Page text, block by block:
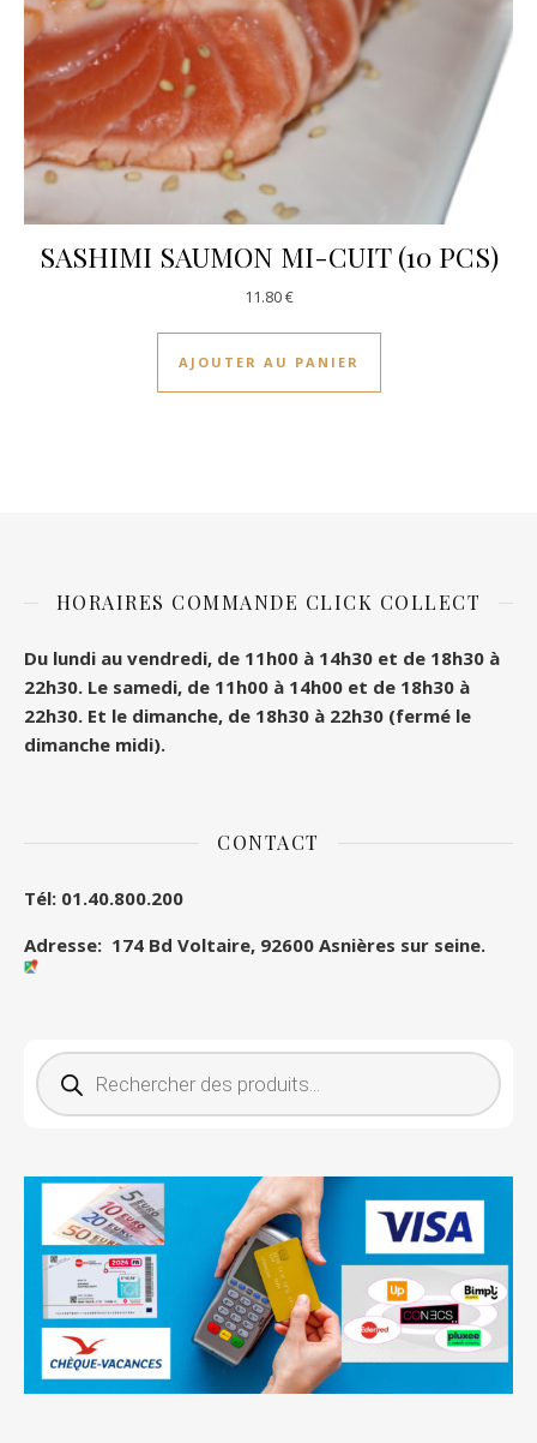
SASHIMI SAUMON MI-CUIT (10 PCS)
11.80€
AJOUTER AU PANIER
HORAIRES COMMANDE CLICK COLLECT
Du lundi au vendredi, de 11h00 à 14h30 et de 18h30 à
22h30. Le samedi, de 11h00 à 14h00 et de 18h30 à
22h30. Et le dimanche, de 18h30 à 22h30 (fermé le
dimanche midi).
CONTACT
Tél: 01.40.800.200
Adresse: 174 Bd Voltaire, 92600 Asnières sur seine.
Recherche de produits